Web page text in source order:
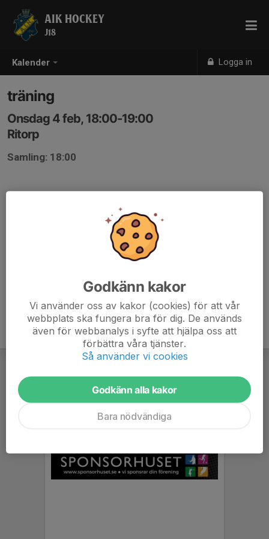
Kalender Logga in
AIK HOCKEY
J18
träning
Onsdag 4 feb, 18:00-19:00
Ritorp
Samling: 18:00
Godkänn kakor
Vi använder oss av kakor (cookies) för att vår
webbplats ska fungera bra för dig. De används
även för webbanalys i syfte att hjälpa oss att
förbättra våra tjänster.
Så använder vi cookies
Godkänn alla kakor
Bara nödvändiga